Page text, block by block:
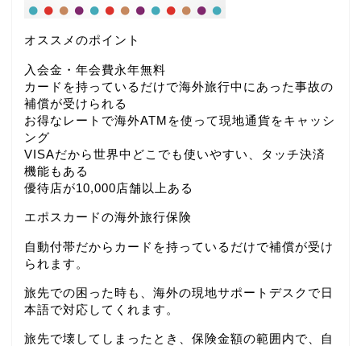
オススメのポイント
入会金・年会費永年無料
カードを持っているだけで海外旅行中にあった事故の
補償が受けられる
お得なレートで海外ATMを使って現地通貨をキャッシ
ング
VISAだから世界中どこでも使いやすい、タッチ決済
機能もある
優待店が10,000店舗以上ある
エポスカードの海外旅行保険
自動付帯だからカードを持っているだけで補償が受け
られます。
旅先での困った時も、海外の現地サポートデスクで日
本語で対応してくれます。
旅先で壊してしまったとき、保険金額の範囲内で、自